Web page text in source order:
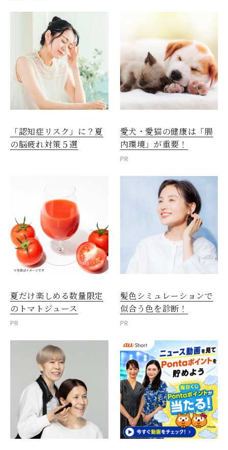
「認知症リスク」に？夏
の脳疲れ対策５選
愛犬・愛猫の健康は「腸
内環境」が重要！
PR
夏だけ楽しめる数量限定
のトマトジュース
PR
髪色シミュレーションで
似合う色を診断！
PR